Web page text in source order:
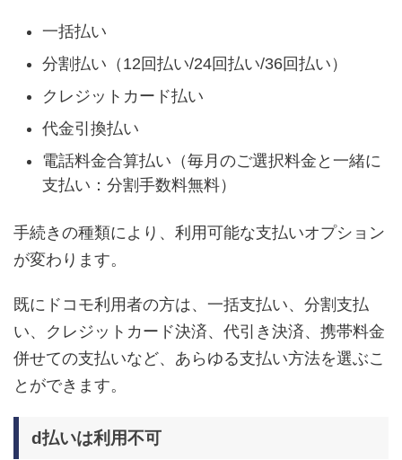
一括払い
分割払い（12回払い/24回払い/36回払い）
クレジットカード払い
代金引換払い
電話料金合算払い（毎月のご選択料金と一緒に
支払い：分割手数料無料）
手続きの種類により、利用可能な支払いオプション
が変わります。
既にドコモ利用者の方は、一括支払い、分割支払
い、クレジットカード決済、代引き決済、携帯料金
併せての支払いなど、あらゆる支払い方法を選ぶこ
とができます。
d払いは利用不可